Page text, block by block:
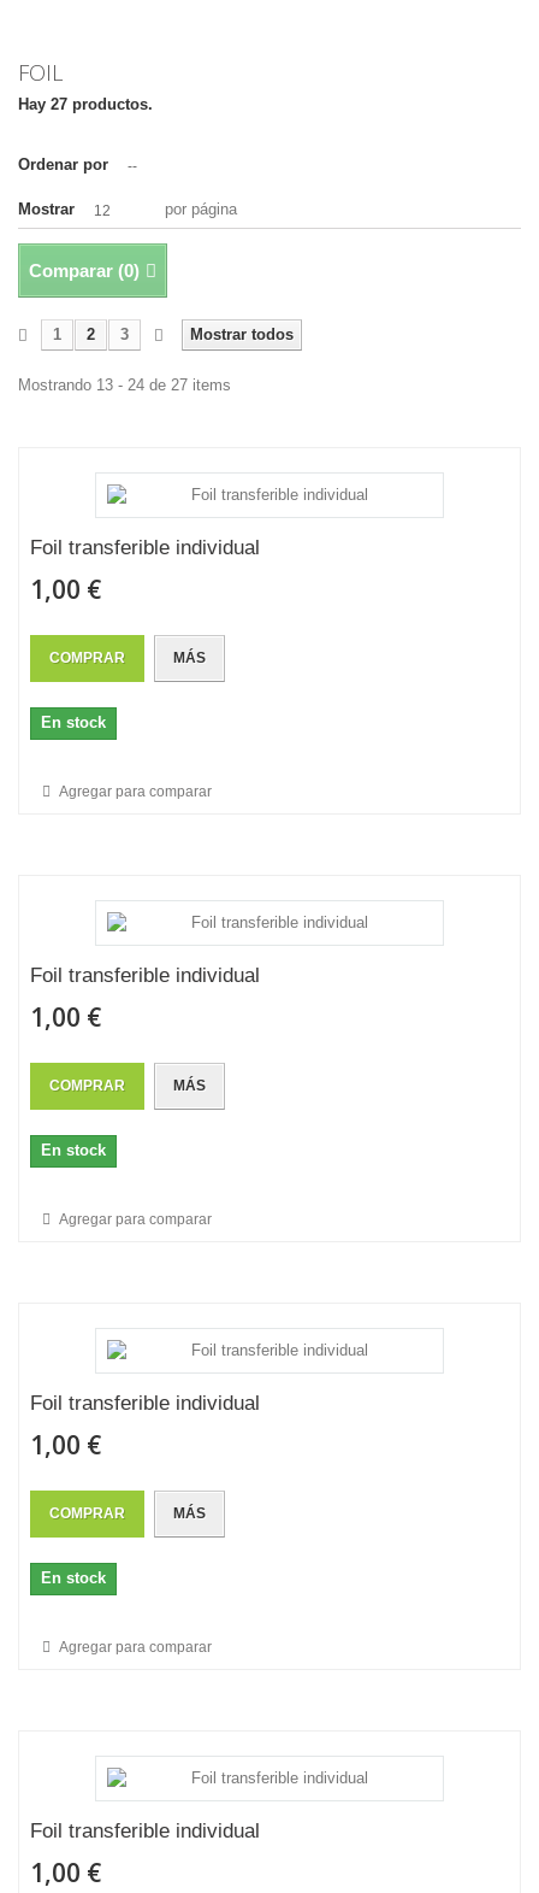
FOIL
Hay 27 productos.
Ordenar por --
Mostrar 12 por página
Comparar (0)
Mostrar todos
1 2 3
Mostrando 13 - 24 de 27 items
Foil transferible individual
1,00 €
COMPRAR MÁS
En stock
Agregar para comparar
Foil transferible individual
1,00 €
COMPRAR MÁS
En stock
Agregar para comparar
Foil transferible individual
1,00 €
COMPRAR MÁS
En stock
Agregar para comparar
Foil transferible individual
1,00 €